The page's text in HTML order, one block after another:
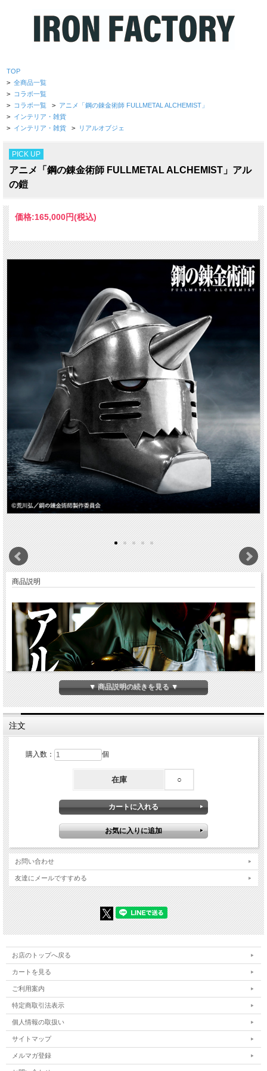
TOP
> 全商品一覧
> コラボ一覧
> コラボ一覧 > アニメ「鋼の錬金術師 FULLMETAL ALCHEMIST」
> インテリア・雑貨
> インテリア・雑貨 > リアルオブジェ
PICK UP
アニメ「鋼の錬金術師 FULLMETAL ALCHEMIST」アル
の鎧
価格:165,000円(税込)
商品説明
アニメ「鋼の錬金術師 FULLMETAL ALCHEMIST」に登場するアルフォンス・エル
主人公エドワード・エルリック（通称エド）の弟で、元々は兄同様、金髪金眼の少
年だったが、母親錬成の失敗時に身体すべてを奪われてしまう。
▼ 商品説明の続きを見る ▼
注文
購入数： 個
在庫 ○
お問い合わせ
友達にメールですすめる
お店のトップへ戻る
カートを見る
ご利用案内
特定商取引法表示
個人情報の取扱い
サイトマップ
メルマガ登録